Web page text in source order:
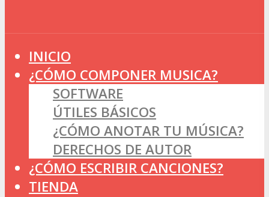
INICIO
¿CÓMO COMPONER MUSICA?
SOFTWARE
ÚTILES BÁSICOS
¿CÓMO ANOTAR TU MÚSICA?
DERECHOS DE AUTOR
¿CÓMO ESCRIBIR CANCIONES?
TIENDA